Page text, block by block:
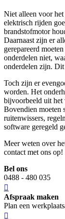
Niet alleen voor
elektrisch rijden
brandstofmotor
Daarnaast zijn er
gerepareerd
onderdelen niet,
onderdelen zijn. Dit
Toch zijn er
worden. Het
bijvoorbeeld uit het
Bovendien moeten
ruitenwissers,
software geregeld
Meer weten over
contact met ons op!
Bel ons
0488 - 480 035
Afspraak maken
Plan een